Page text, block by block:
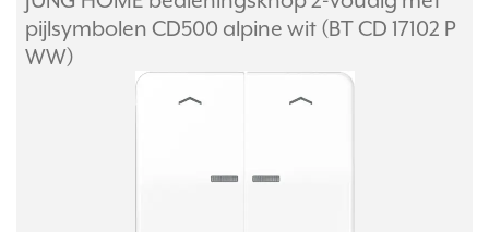
pijlsymbolen CD500 alpine wit (BT CD 17102 P
WW)